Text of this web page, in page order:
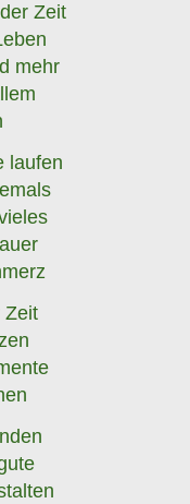
Zeit
mehr
laufen
Zeit